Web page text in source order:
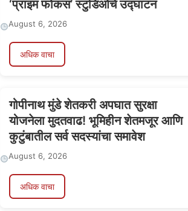
‘प्राइम फोकस’ स्टुडिओचे उद्घाटन
August 6, 2026
अधिक वाचा
गोपीनाथ मुंडे शेतकरी अपघात सुरक्षा
योजनेला मुदतवाढ! भूमिहीन शेतमजूर आणि
कुटुंबातील सर्व सदस्यांचा समावेश
August 6, 2026
अधिक वाचा